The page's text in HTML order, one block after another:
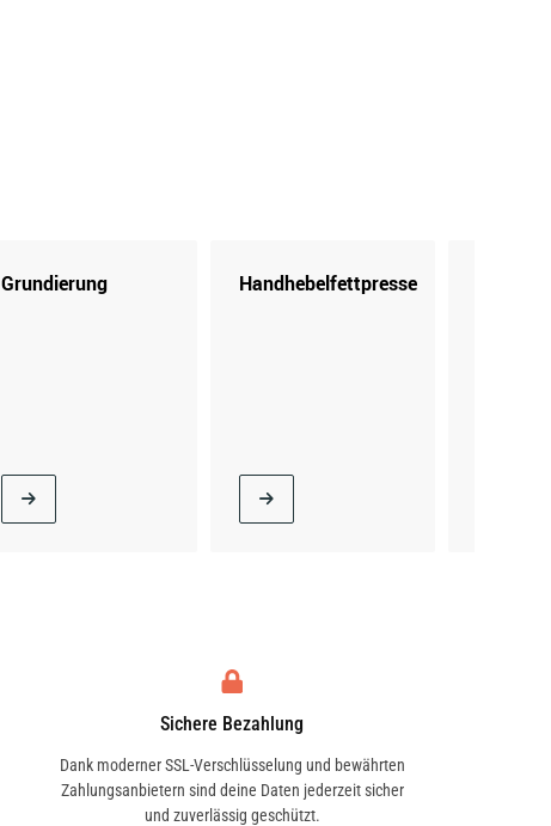
Grundierung Handhebelfettpresse
Sichere Bezahlung
Dank moderner SSL-Verschlüsselung und bewährten
Zahlungsanbietern sind deine Daten jederzeit sicher
und zuverlässig geschützt.